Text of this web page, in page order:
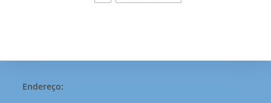
Endereço: